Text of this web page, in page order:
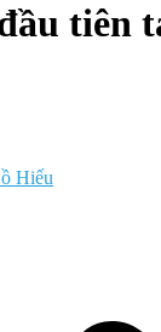
tiên
Hiếu